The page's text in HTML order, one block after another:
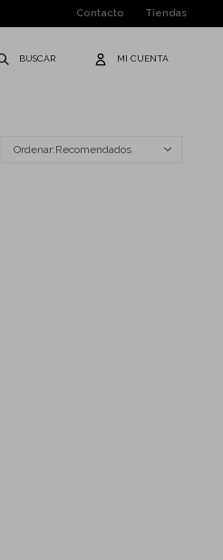
Contacto Tiendas
Recomendados